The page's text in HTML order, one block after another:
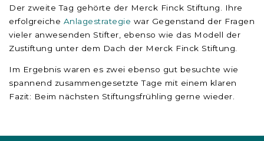
Der zweite Tag gehörte der Merck Finck Stiftung. Ihre
erfolgreiche Anlagestrategie war Gegenstand der Fragen
vieler anwesenden Stifter, ebenso wie das Modell der
Zustiftung unter dem Dach der Merck Finck Stiftung.
Im Ergebnis waren es zwei ebenso gut besuchte wie
spannend zusammengesetzte Tage mit einem klaren
Fazit: Beim nächsten Stiftungsfrühling gerne wieder.